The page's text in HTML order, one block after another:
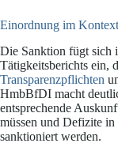
Einordnung im
Die Sanktion fügt sich
Tätigkeitsberichts ein,
Transparenzpflichten
HmbBfDI macht
entsprechende
müssen und Defizite
sanktioniert werden.